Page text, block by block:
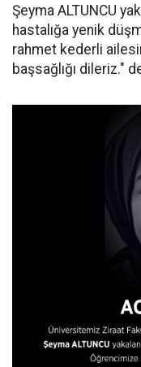
Şeyma ALTUNCU
hastalığa yenik
rahmet kederli
başsağlığı dileriz."